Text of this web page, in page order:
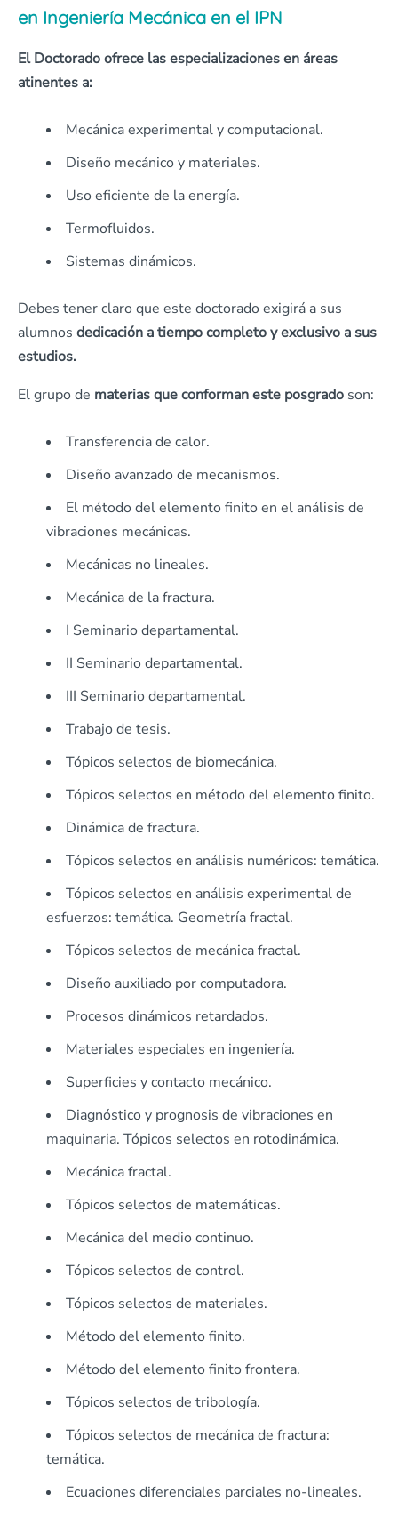
en Ingeniería Mecánica en el IPN
El Doctorado ofrece las especializaciones en áreas
atinentes a:
Mecánica experimental y computacional.
Diseño mecánico y materiales.
Uso eficiente de la energía.
Termofluidos.
Sistemas dinámicos.
Debes tener claro que este doctorado exigirá a sus
alumnos dedicación a tiempo completo y exclusivo a sus
estudios.
El grupo de materias que conforman este posgrado son:
Transferencia de calor.
Diseño avanzado de mecanismos.
El método del elemento finito en el análisis de
vibraciones mecánicas.
Mecánicas no lineales.
Mecánica de la fractura.
I Seminario departamental.
II Seminario departamental.
III Seminario departamental.
Trabajo de tesis.
Tópicos selectos de biomecánica.
Tópicos selectos en método del elemento finito.
Dinámica de fractura.
Tópicos selectos en análisis numéricos: temática.
Tópicos selectos en análisis experimental de
esfuerzos: temática. Geometría fractal.
Tópicos selectos de mecánica fractal.
Diseño auxiliado por computadora.
Procesos dinámicos retardados.
Materiales especiales en ingeniería.
Superficies y contacto mecánico.
Diagnóstico y prognosis de vibraciones en
maquinaria. Tópicos selectos en rotodinámica.
Mecánica fractal.
Tópicos selectos de matemáticas.
Mecánica del medio continuo.
Tópicos selectos de control.
Tópicos selectos de materiales.
Método del elemento finito.
Método del elemento finito frontera.
Tópicos selectos de tribología.
Tópicos selectos de mecánica de fractura:
temática.
Ecuaciones diferenciales parciales no-lineales.